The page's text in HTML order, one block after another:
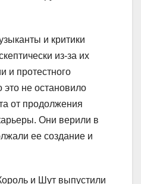
и критики
из-за их
и протестного
не остановило
от продолжения
Они верили в
ее создание и
и Шут выпустили